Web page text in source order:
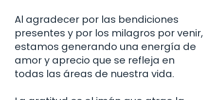
Al agradecer por las bendiciones
presentes y por los milagros por venir,
estamos generando una energía de
amor y aprecio que se refleja en
todas las áreas de nuestra vida.